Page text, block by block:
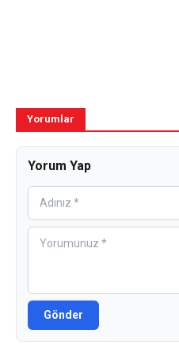
Yorumlar
Yorum Yap
Gönder